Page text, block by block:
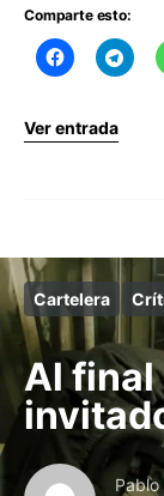
Comparte esto:
Ver entrada
Cartelera
Al final
Pablo